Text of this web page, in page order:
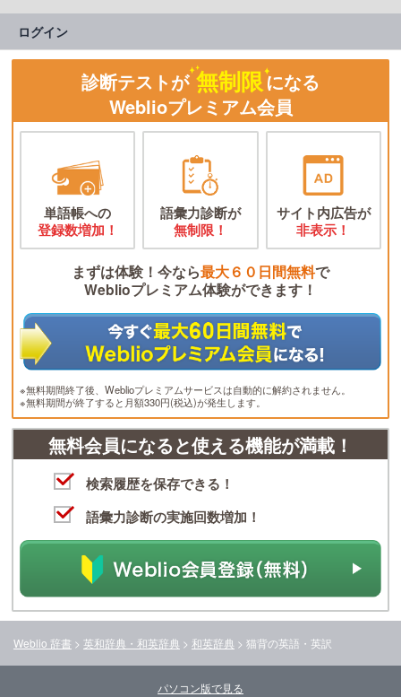
ログイン
診断テストが 無制限になる
Weblioプレミアム会員
単語帳への
登録数増加！
語彙力診断が
無制限！
サイト内広告が
非表示！
まずは体験！今なら最大６０日間無料で
Weblioプレミアム体験ができます！
※無料期間終了後、Weblioプレミアムサービスは自動的に解約されません。
※無料期間が終了すると月額330円(税込)が発生します。
無料会員になると使える機能が満載！
検索履歴を保存できる！
語彙力診断の実施回数増加！
Weblio 辞書 > 英和辞典・和英辞典 > 和英辞典 > 猫背の英語・英訳
パソコン版で見る